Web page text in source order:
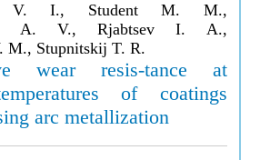
V. I., Student M. M.,
A. V., Rjabtsev I. A.,
M., Stupnitskij T. R.
wear resis-tance at
of coatings
arc metallization